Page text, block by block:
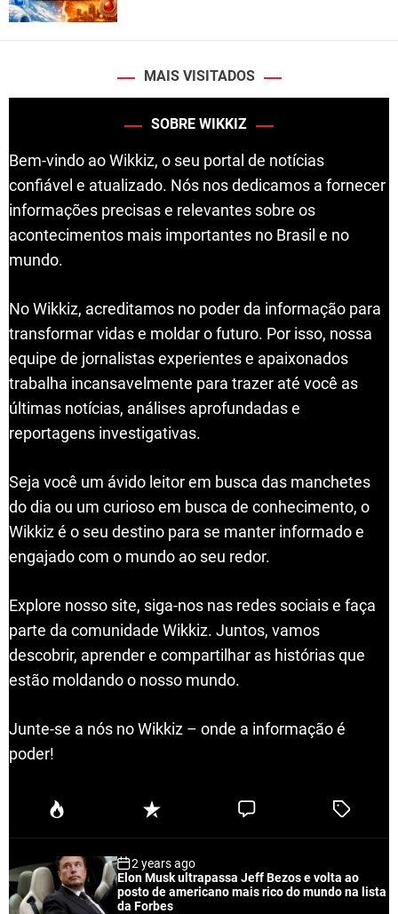
MAIS VISITADOS
SOBRE WIKKIZ
Bem-vindo ao Wikkiz, o seu portal de notícias
confiável e atualizado. Nós nos dedicamos a fornecer
informações precisas e relevantes sobre os
acontecimentos mais importantes no Brasil e no
mundo.
No Wikkiz, acreditamos no poder da informação para
transformar vidas e moldar o futuro. Por isso, nossa
equipe de jornalistas experientes e apaixonados
trabalha incansavelmente para trazer até você as
últimas notícias, análises aprofundadas e
reportagens investigativas.
Seja você um ávido leitor em busca das manchetes
do dia ou um curioso em busca de conhecimento, o
Wikkiz é o seu destino para se manter informado e
engajado com o mundo ao seu redor.
Explore nosso site, siga-nos nas redes sociais e faça
parte da comunidade Wikkiz. Juntos, vamos
descobrir, aprender e compartilhar as histórias que
estão moldando o nosso mundo.
Junte-se a nós no Wikkiz – onde a informação é
poder!
P
u
a
R
e
n
t
C
e
T
e
2 years ago
Elon Musk ultrapassa Jeff Bezos e volta ao
posto de americano mais rico do mundo na lista
da Forbes